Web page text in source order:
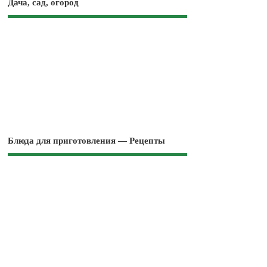
Дача, сад, огород
Блюда для приготовления — Рецепты